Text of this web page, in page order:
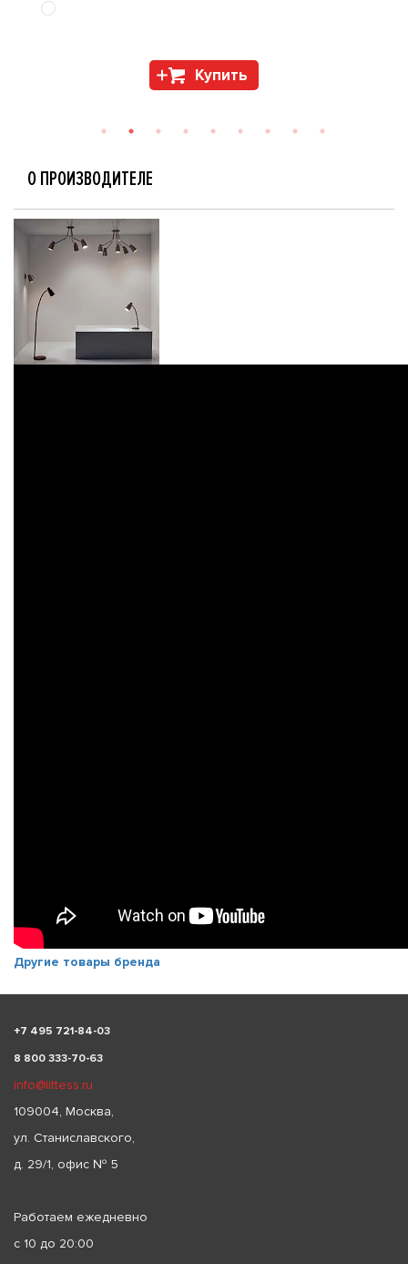
Купить
О ПРОИЗВОДИТЕЛЕ
Другие товары бренда
+7 495 721-84-03
8 800 333-70-63
info@littess.ru
109004, Москва,
ул. Станиславского,
д. 29/1, офис № 5
Работаем ежедневно
с 10 до 20:00